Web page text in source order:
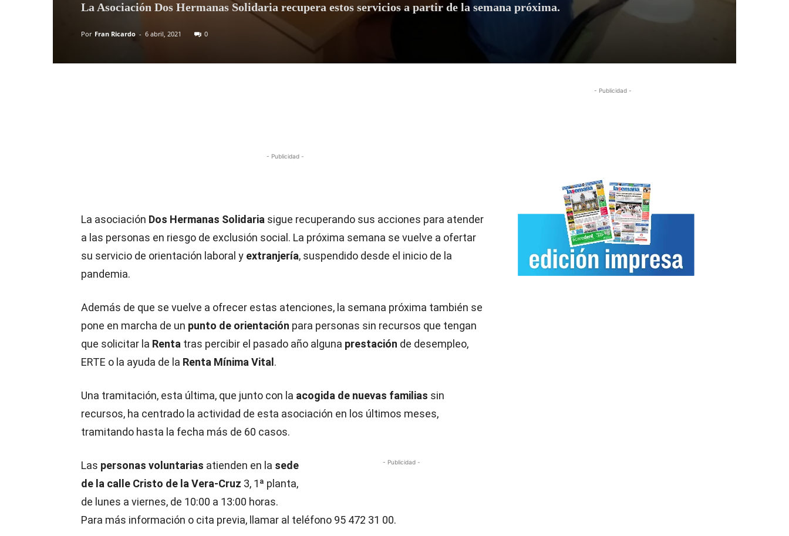
La Asociación Dos Hermanas Solidaria recupera estos servicios a partir de la semana próxima.
Por Fran Ricardo - 6 abril, 2021 0
- Publicidad -
La asociación Dos Hermanas Solidaria sigue recuperando sus acciones para atender
a las personas en riesgo de exclusión social. La próxima semana se vuelve a ofertar
su servicio de orientación laboral y extranjería, suspendido desde el inicio de la
pandemia.
Además de que se vuelve a ofrecer estas atenciones, la semana próxima también se
pone en marcha de un punto de orientación para personas sin recursos que tengan
que solicitar la Renta tras percibir el pasado año alguna prestación de desempleo,
ERTE o la ayuda de la Renta Mínima Vital .
Una tramitación, esta última, que junto con la acogida de nuevas familias sin
recursos, ha centrado la actividad de esta asociación en los últimos meses,
tramitando hasta la fecha más de 60 casos.
- Publicidad -
Las personas voluntarias atienden en la sede
de la calle Cristo de la Vera-Cruz 3, 1ª planta,
de lunes a viernes, de 10:00 a 13:00 horas.
Para más información o cita previa, llamar al teléfono 95 472 31 00.
- Publicidad -